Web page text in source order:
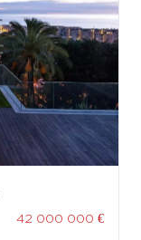
42 000 000 €